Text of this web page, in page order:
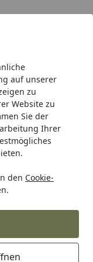
auf unserer
zu
Website zu
Sie der
Ihrer
den Cookie-
Hotline
& Pool-
468,99€)
für
Serie